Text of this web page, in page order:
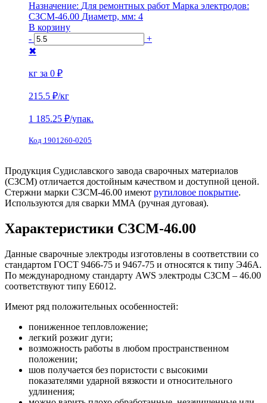
Назначение: Для ремонтных работ Марка электродов:
СЗСМ-46.00 Диаметр, мм: 4
В корзину
-
+
✖
кг за 0 ₽
215.5 ₽/кг
1 185.25 ₽/упак.
Код 1901260-0205
Продукция Судиславского завода сварочных материалов
(СЗСМ) отличается достойным качеством и доступной ценой.
Стержни марки СЗСМ-46.00 имеют рутиловое покрытие.
Используются для сварки ММА (ручная дуговая).
Характеристики СЗСМ-46.00
Данные сварочные электроды изготовлены в соответствии со
стандартом ГОСТ 9466-75 и 9467-75 и относятся к типу Э46А.
По международному стандарту AWS электроды СЗСМ – 46.00
соответствуют типу E6012.
Имеют ряд положительных особенностей:
пониженное тепловложение;
легкий розжиг дуги;
возможность работы в любом пространственном
положении;
шов получается без пористости с высокими
показателями ударной вязкости и относительного
удлинения;